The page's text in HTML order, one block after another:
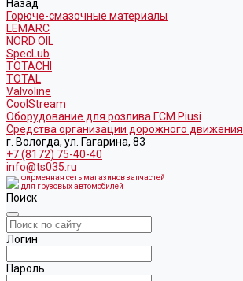
Назад
Горюче-смазочные материалы
LEMARC
NORD OIL
SpecLub
TOTACHI
TOTAL
Valvoline
CoolStream
Оборудование для розлива ГСМ Piusi
Средства организации дорожного движения
г. Вологда, ул. Гагарина, 83
+7 (8172) 75-40-40
info@ts035.ru
фирменная сеть магазинов запчастей
для грузовых автомобилей
Поиск
Логин
Пароль